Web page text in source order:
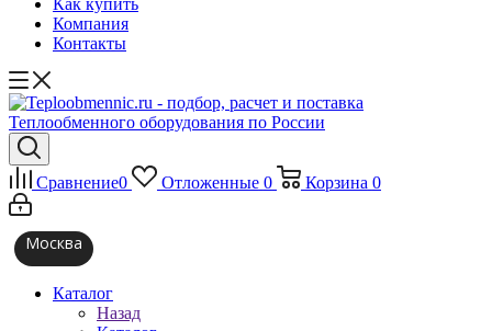
Как купить
Компания
Контакты
Сравнение0 Отложенные 0 Корзина 0
Москва
Каталог
Назад